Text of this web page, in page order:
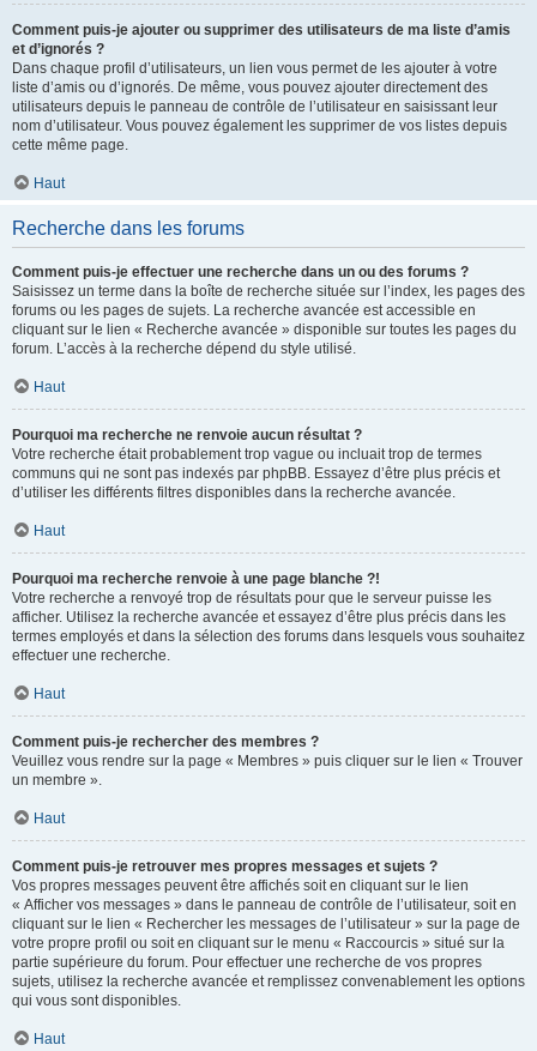
Comment puis-je ajouter ou supprimer des utilisateurs de ma liste d’amis
et d’ignorés ?
Dans chaque profil d’utilisateurs, un lien vous permet de les ajouter à votre
liste d’amis ou d’ignorés. De même, vous pouvez ajouter directement des
utilisateurs depuis le panneau de contrôle de l’utilisateur en saisissant leur
nom d’utilisateur. Vous pouvez également les supprimer de vos listes depuis
cette même page.
Haut
Recherche dans les forums
Comment puis-je effectuer une recherche dans un ou des forums ?
Saisissez un terme dans la boîte de recherche située sur l’index, les pages des
forums ou les pages de sujets. La recherche avancée est accessible en
cliquant sur le lien « Recherche avancée » disponible sur toutes les pages du
forum. L’accès à la recherche dépend du style utilisé.
Haut
Pourquoi ma recherche ne renvoie aucun résultat ?
Votre recherche était probablement trop vague ou incluait trop de termes
communs qui ne sont pas indexés par phpBB. Essayez d’être plus précis et
d’utiliser les différents filtres disponibles dans la recherche avancée.
Haut
Pourquoi ma recherche renvoie à une page blanche ?!
Votre recherche a renvoyé trop de résultats pour que le serveur puisse les
afficher. Utilisez la recherche avancée et essayez d’être plus précis dans les
termes employés et dans la sélection des forums dans lesquels vous souhaitez
effectuer une recherche.
Haut
Comment puis-je rechercher des membres ?
Veuillez vous rendre sur la page « Membres » puis cliquer sur le lien « Trouver
un membre ».
Haut
Comment puis-je retrouver mes propres messages et sujets ?
Vos propres messages peuvent être affichés soit en cliquant sur le lien
« Afficher vos messages » dans le panneau de contrôle de l’utilisateur, soit en
cliquant sur le lien « Rechercher les messages de l’utilisateur » sur la page de
votre propre profil ou soit en cliquant sur le menu « Raccourcis » situé sur la
partie supérieure du forum. Pour effectuer une recherche de vos propres
sujets, utilisez la recherche avancée et remplissez convenablement les options
qui vous sont disponibles.
Haut